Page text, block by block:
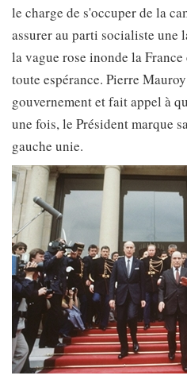
le charge de s'occuper de la
assurer au parti socialiste une
la vague rose inonde la
toute espérance. Pierre
gouvernement et fait appel à
une fois, le Président marque
gauche unie.